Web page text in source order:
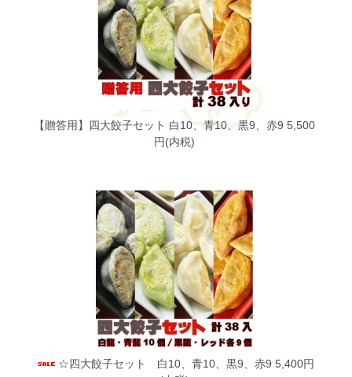
【贈答用】四大餃子セット 白10、青10、黒9、赤9 5,500
円(内税)
☆四大餃子セット 白10、青10、黒9、赤9 5,400円